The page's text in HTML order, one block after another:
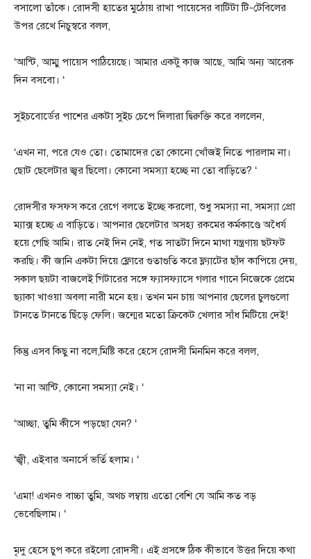
বসালো তাঁকে। রোদসী হাতের মুঠোয় রাখা পায়েসের বাটিটা টি-টেবিলের
উপর রেখে নিচুস্বরে বলল,
‘আন্টি, আম্মু পায়েস পাঠিয়েছে। আমার একটু কাজ আছে, আমি অন্য আরেক
দিন বসবো। ‘
সুইচবোর্ডের পাশের একটা সুইচ চেপে দিলারা দ্বিরুক্তি করে বললেন,
‘এখন না, পরে যেও তো। তোমাদের তো কোনো খোঁজই নিতে পারলাম না।
ছোট ছেলেটার জ্বর ছিলো। কোনো সমস্যা হচ্ছে না তো বাড়িতে? ‘
রোদসীর ফসফস করে রেগে বলতে ইচ্ছে করলো, শুধু সমস্যা না, সমস্যা প্রো
ম্যাক্স হচ্ছে এ বাড়িতে। আপনার ছেলেটার অসহ্য রকমের কর্মকাণ্ডে অধৈর্য
হয়ে গেছি আমি। রাত নেই দিন নেই, গত সাতটা দিনে মাথা যন্ত্রণায় ছটফট
করছি। কী জানি একটা দিয়ে ফ্লোরে গুতাগুতি করে ফ্ল্যাটের ছাঁদ কাপিয়ে দেয়,
সকাল ছয়টা বাজলেই গিটারের সঙ্গে ফ্যাসফ্যাসে গলার গানে নিজেকে প্রেমে
ছ্যাকা খাওয়া অবলা নারী মনে হয়। তখন মন চায় আপনার ছেলের চুলগুলো
টানতে টানতে ছিঁড়ে ফেলি। জন্মের মতো ক্রিকেট খেলার সাঁধ মিটিয়ে দেই!
কিন্তু এসব কিছু না বলে,মিষ্টি করে হেসে রোদসী মিনমিন করে বলল,
‘না না আন্টি, কোনো সমস্যা নেই। ‘
‘আচ্ছা, তুমি কীসে পড়ছো যেন? ‘
‘জ্বী, এইবার অনার্সে ভর্তি হলাম। ‘
‘এমা! এখনও বাচ্চা তুমি, অথচ লম্বায় এতো বেশি যে আমি কত বড়
ভেবেছিলাম। ‘
মৃদু হেসে চুপ করে রইলো রোদসী। এই প্রসঙ্গে ঠিক কীভাবে উত্তর দিয়ে কথা